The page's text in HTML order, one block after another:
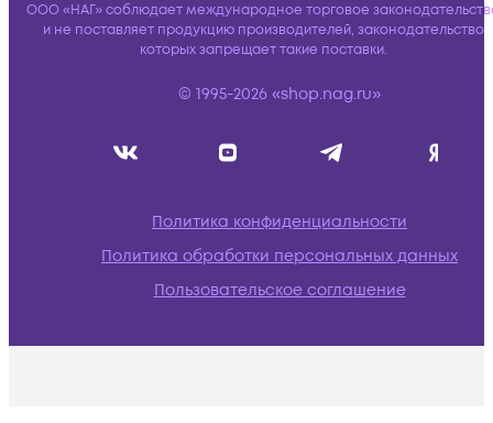
ООО «НАГ» соблюдает международное торговое
и не поставляет продукцию производителей, законодательство
которых запрещает такие поставки.
© 1995-2026 «shop.nag.ru»
Политика конфиденциальности
Политика обработки персональных данных
Пользовательское соглашение